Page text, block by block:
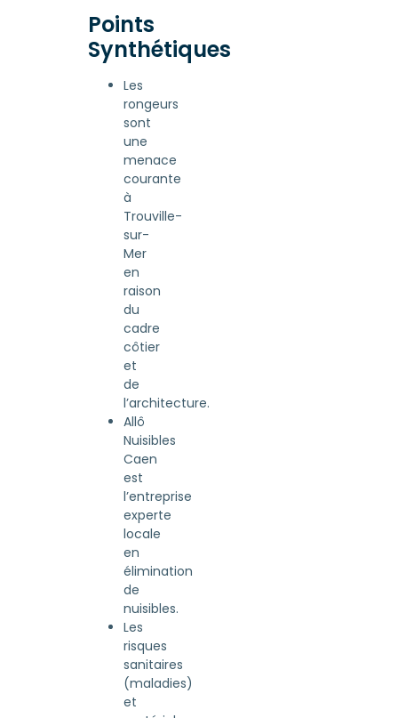
Points
Synthétiques
Les
rongeurs
sont
une
menace
courante
à
Trouville-
sur-
Mer
en
raison
du
cadre
côtier
et
de
l’architecture.
Allô
Nuisibles
Caen
est
l’entreprise
experte
locale
en
élimination
de
nuisibles.
Les
risques
sanitaires
(maladies)
et